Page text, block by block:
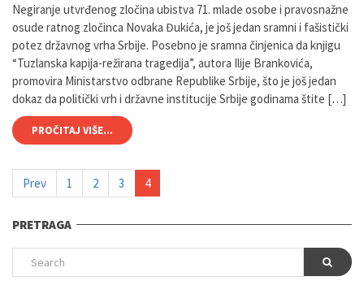
Negiranje utvrđenog zločina ubistva 71. mlade osobe i pravosnažne
osude ratnog zločinca Novaka Đukića, je još jedan sramni i fašistički
potez državnog vrha Srbije. Posebno je sramna činjenica da knjigu
“Tuzlanska kapija-režirana tragedija”, autora Ilije Brankovića,
promovira Ministarstvo odbrane Republike Srbije, što je još jedan
dokaz da politički vrh i državne institucije Srbije godinama štite […]
PROČITAJ VIŠE...
Prev 1 2 3 4
PRETRAGA